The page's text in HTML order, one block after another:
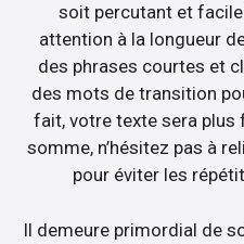
soit percutant et
attention à la longueur
des phrases courtes et
des mots de transition
fait, votre texte sera plus
somme, n’hésitez pas à
pour éviter les
Il demeure primordial de